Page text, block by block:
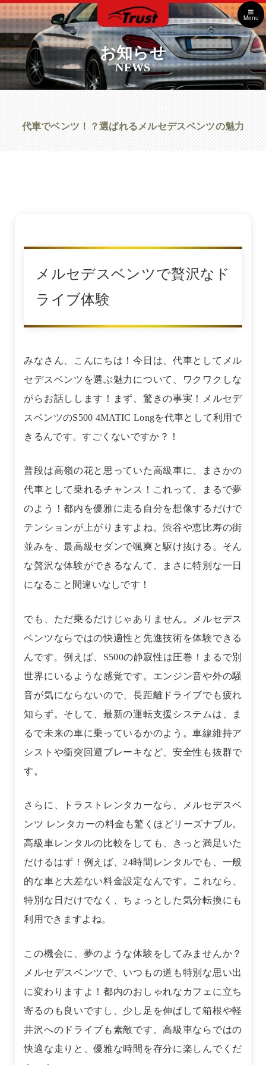
Menu
お知らせ
NEWS
代車でベンツ！？選ばれるメルセデスベンツの魅力
メルセデスベンツで贅沢なド
ライブ体験
みなさん、こんにちは！今日は、代車としてメル
セデスベンツを選ぶ魅力について、ワクワクしな
がらお話しします！まず、驚きの事実！メルセデ
スベンツのS500 4MATIC Longを代車として利用で
きるんです。すごくないですか？！
普段は高嶺の花と思っていた高級車に、まさかの
代車として乗れるチャンス！これって、まるで夢
のよう！都内を優雅に走る自分を想像するだけで
テンションが上がりますよね。渋谷や恵比寿の街
並みを、最高級セダンで颯爽と駆け抜ける。そん
な贅沢な体験ができるなんて、まさに特別な一日
になること間違いなしです！
でも、ただ乗るだけじゃありません。メルセデス
ベンツならではの快適性と先進技術を体験できる
んです。例えば、S500の静寂性は圧巻！まるで別
世界にいるような感覚です。エンジン音や外の騒
音が気にならないので、長距離ドライブでも疲れ
知らず。そして、最新の運転支援システムは、ま
るで未来の車に乗っているかのよう。車線維持ア
シストや衝突回避ブレーキなど、安全性も抜群で
す。
さらに、トラストレンタカーなら、メルセデスベ
ンツ レンタカーの料金も驚くほどリーズナブル。
高級車レンタルの比較をしても、きっと満足いた
だけるはず！例えば、24時間レンタルでも、一般
的な車と大差ない料金設定なんです。これなら、
特別な日だけでなく、ちょっとした気分転換にも
利用できますよね。
この機会に、夢のような体験をしてみませんか？
メルセデスベンツで、いつもの道も特別な思い出
に変わりますよ！都内のおしゃれなカフェに立ち
寄るのも良いですし、少し足を伸ばして箱根や軽
井沢へのドライブも素敵です。高級車ならではの
快適な走りと、優雅な時間を存分に楽しんでくだ